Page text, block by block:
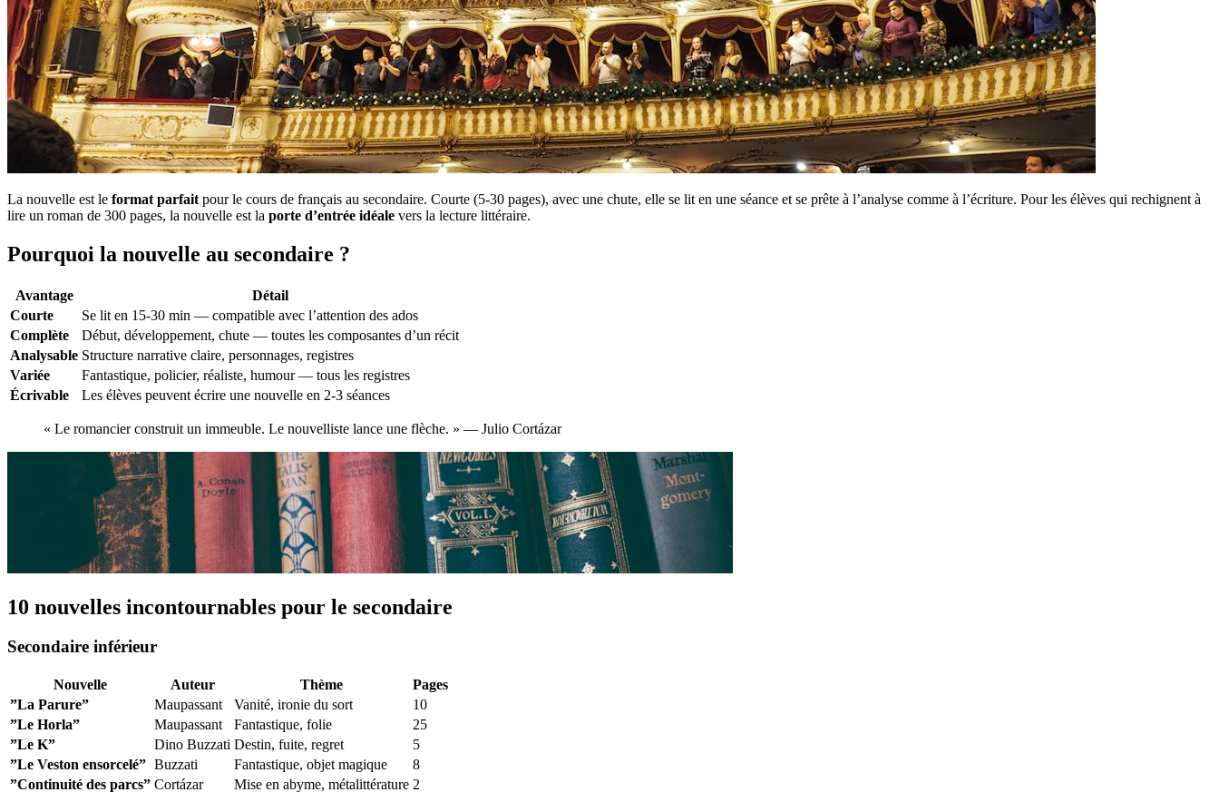
La nouvelle est le format parfait pour le cours de français au secondaire. Courte (5-30 pages), avec une chute, elle se lit en une séance et se prête à l’analyse comme à l’écriture. Pour les élèves qui rechignent à
lire un roman de 300 pages, la nouvelle est la porte d’entrée idéale vers la lecture littéraire.
Pourquoi la nouvelle au secondaire ?
Avantage
Détail
Courte
Se lit en 15-30 min — compatible avec l’attention des ados
Complète
Début, développement, chute — toutes les composantes d’un récit
Analysable Structure narrative claire, personnages, registres
Variée
Fantastique, policier, réaliste, humour — tous les registres
Écrivable
Les élèves peuvent écrire une nouvelle en 2-3 séances
« Le romancier construit un immeuble. Le nouvelliste lance une flèche. » — Julio Cortázar
10 nouvelles incontournables pour le secondaire
Secondaire inférieur
Nouvelle Auteur Thème
Pages
”La Parure”
Maupassant Vanité, ironie du sort
10
”Le Horla”
Maupassant Fantastique, folie
25
”Le K”
Dino Buzzati Destin, fuite, regret
5
”Le Veston ensorcelé” Buzzati Fantastique, objet magique
8
”Continuité des parcs” Cortázar Mise en abyme, métalittérature 2